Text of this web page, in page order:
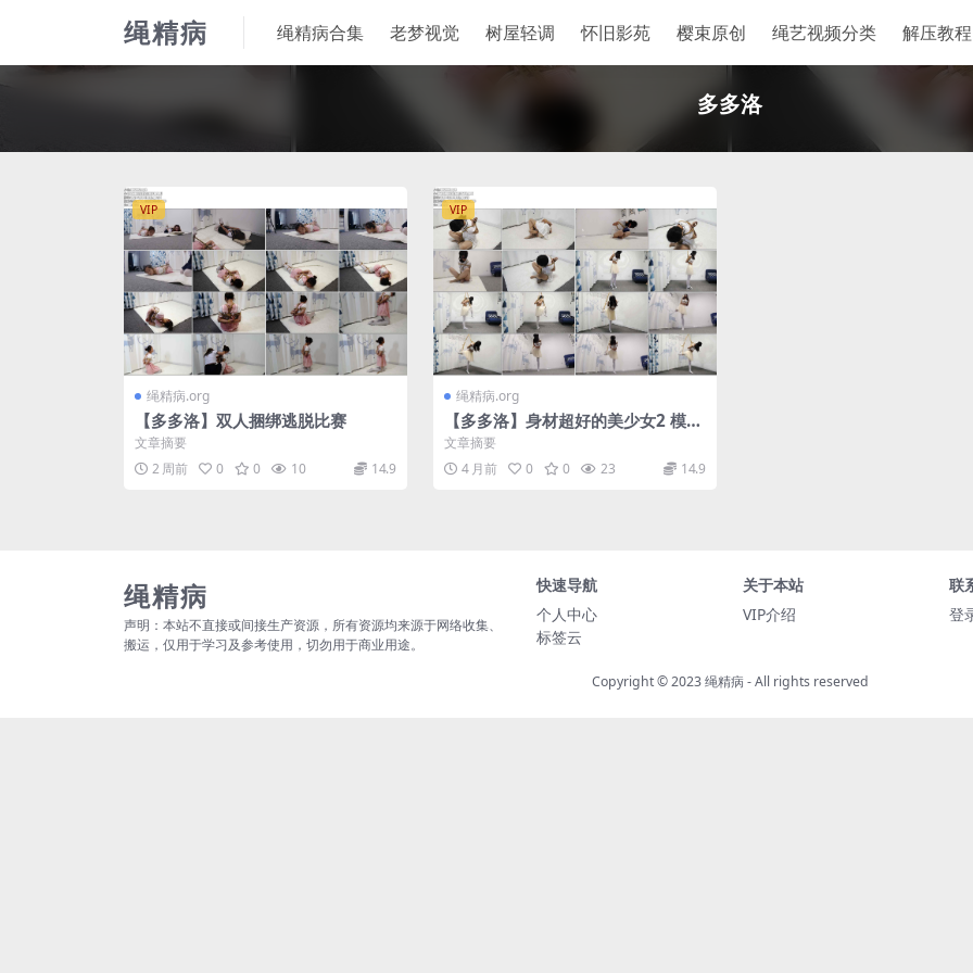
绳精病 绳精病合集 老梦视觉 树屋轻调 怀旧影苑 樱束原创 绳艺视频分类 解压教程
多多洛
VIP
绳精病.org
【多多洛】双人捆绑逃脱比赛
文章摘要
2 周前
0 0 10 14.9
VIP
绳精病.org
【多多洛】身材超好的美少女2 模特
小欣
文章摘要
4 月前
0 0 23 14.9
绳精病
声明：本站不直接或间接生产资源，所有资源均来源于网络收集、
搬运，仅用于学习及参考使用，切勿用于商业用途。
快速导航
个人中心
标签云
关于本站
VIP介绍
联
登
Copyright © 2023绳精病- All rights reserved